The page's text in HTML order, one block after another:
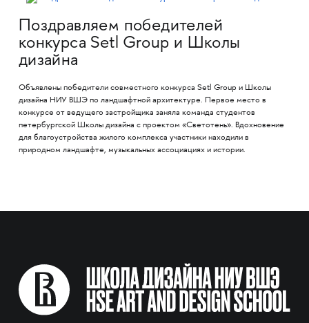
Поздравляем победителей
конкурса Setl Group и Школы
дизайна
Объявлены победители совместного конкурса Setl Group и Школы
дизайна НИУ ВШЭ по ландшафтной архитектуре. Первое место в
конкурсе от ведущего застройщика заняла команда студентов
петербургской Школы дизайна с проектом «Светотень». Вдохновение
для благоустройства жилого комплекса участники находили в
природном ландшафте, музыкальных ассоциациях и истории.